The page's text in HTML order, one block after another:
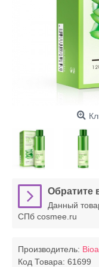
Обратите
Данный
СПб cosmee.ru
Производитель:
Код Товара: 61699